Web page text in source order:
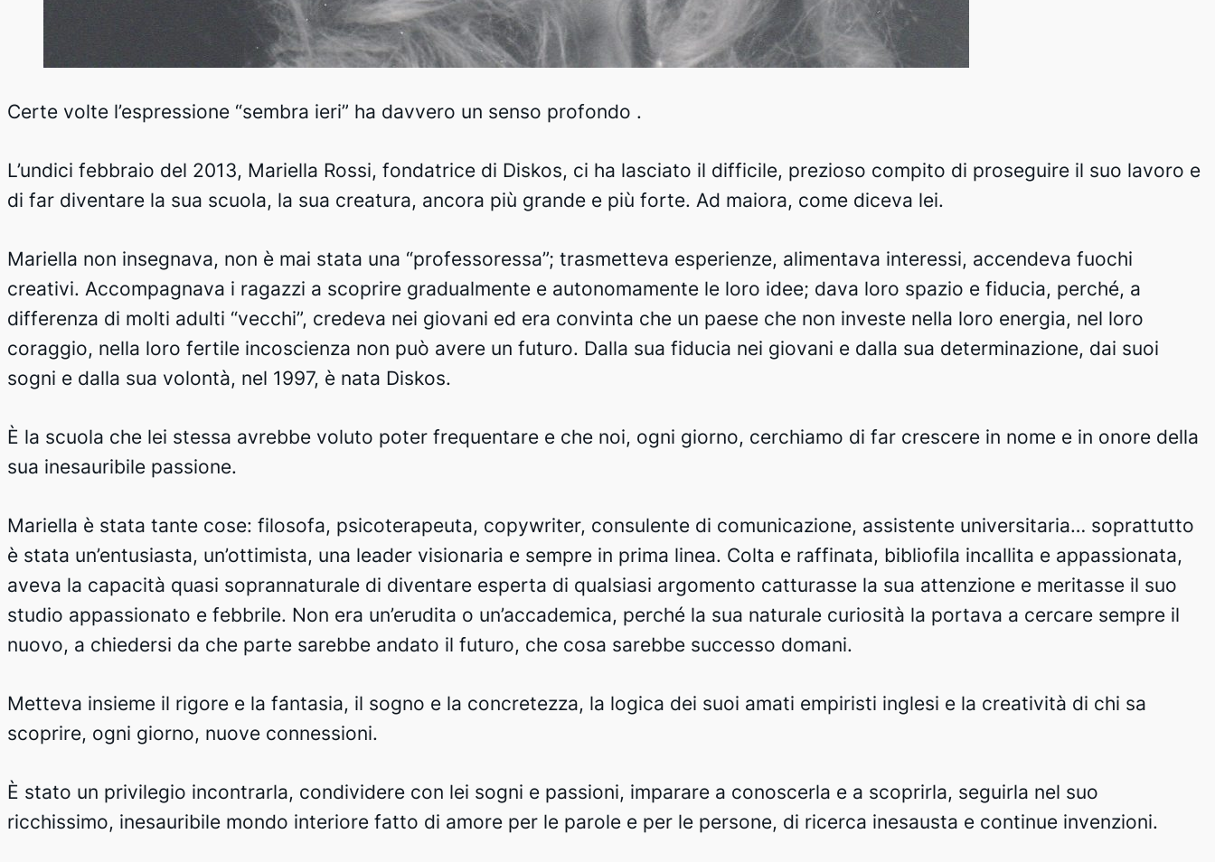
Certe volte l’espressione “sembra ieri” ha davvero un senso profondo .
L’undici febbraio del 2013, Mariella Rossi, fondatrice di Diskos, ci ha lasciato il difficile, prezioso compito di proseguire il suo lavoro e
di far diventare la sua scuola, la sua creatura, ancora più grande e più forte. Ad maiora, come diceva lei.
Mariella non insegnava, non è mai stata una “professoressa”; trasmetteva esperienze, alimentava interessi, accendeva fuochi
creativi. Accompagnava i ragazzi a scoprire gradualmente e autonomamente le loro idee; dava loro spazio e fiducia, perché, a
differenza di molti adulti “vecchi”, credeva nei giovani ed era convinta che un paese che non investe nella loro energia, nel loro
coraggio, nella loro fertile incoscienza non può avere un futuro. Dalla sua fiducia nei giovani e dalla sua determinazione, dai suoi
sogni e dalla sua volontà, nel 1997, è nata Diskos.
È la scuola che lei stessa avrebbe voluto poter frequentare e che noi, ogni giorno, cerchiamo di far crescere in nome e in onore della
sua inesauribile passione.
Mariella è stata tante cose: filosofa, psicoterapeuta, copywriter, consulente di comunicazione, assistente universitaria… soprattutto
è stata un’entusiasta, un’ottimista, una leader visionaria e sempre in prima linea. Colta e raffinata, bibliofila incallita e appassionata,
aveva la capacità quasi soprannaturale di diventare esperta di qualsiasi argomento catturasse la sua attenzione e meritasse il suo
studio appassionato e febbrile. Non era un’erudita o un’accademica, perché la sua naturale curiosità la portava a cercare sempre il
nuovo, a chiedersi da che parte sarebbe andato il futuro, che cosa sarebbe successo domani.
Metteva insieme il rigore e la fantasia, il sogno e la concretezza, la logica dei suoi amati empiristi inglesi e la creatività di chi sa
scoprire, ogni giorno, nuove connessioni.
È stato un privilegio incontrarla, condividere con lei sogni e passioni, imparare a conoscerla e a scoprirla, seguirla nel suo
ricchissimo, inesauribile mondo interiore fatto di amore per le parole e per le persone, di ricerca inesausta e continue invenzioni.